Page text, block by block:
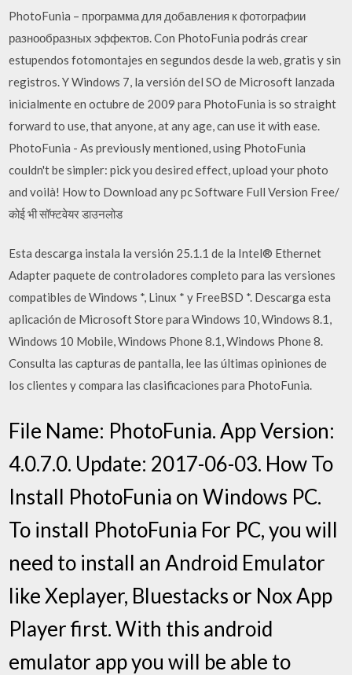
PhotoFunia – программа для добавления к фотографии
разнообразных эффектов. Con PhotoFunia podrás crear
estupendos fotomontajes en segundos desde la web, gratis y sin
registros. Y Windows 7, la versión del SO de Microsoft lanzada
inicialmente en octubre de 2009 para PhotoFunia is so straight
forward to use, that anyone, at any age, can use it with ease.
PhotoFunia - As previously mentioned, using PhotoFunia
couldn't be simpler: pick you desired effect, upload your photo
and voilà! How to Download any pc Software Full Version Free/
कोई भी सॉफ्टवेयर डाउनलोड
Esta descarga instala la versión 25.1.1 de la Intel® Ethernet
Adapter paquete de controladores completo para las versiones
compatibles de Windows *, Linux * y FreeBSD *. Descarga esta
aplicación de Microsoft Store para Windows 10, Windows 8.1,
Windows 10 Mobile, Windows Phone 8.1, Windows Phone 8.
Consulta las capturas de pantalla, lee las últimas opiniones de
los clientes y compara las clasificaciones para PhotoFunia.
File Name: PhotoFunia. App Version:
4.0.7.0. Update: 2017-06-03. How To
Install PhotoFunia on Windows PC.
To install PhotoFunia For PC, you will
need to install an Android Emulator
like Xeplayer, Bluestacks or Nox App
Player first. With this android
emulator app you will be able to